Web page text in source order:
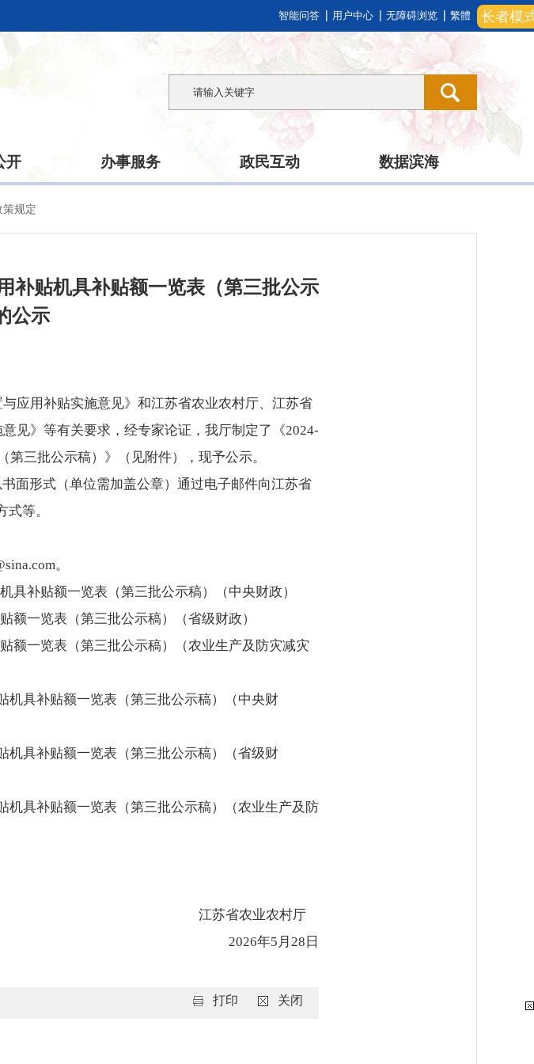
长者模
智能问答 用户中心 无障碍浏览 繁體
开 办事服务 政民互动 数据滨海
策规定
补贴机具补贴额一览表（第三批公示
公示
应用补贴实施意见》和江苏省农业农村厅、江苏省
见》等有关要求，经专家论证，我厅制定了《2024-
三批公示稿）》（见附件），现予公示。
面形式（单位需加盖公章）通过电子邮件向江苏省
等。
。
具补贴额一览表（第三批公示稿）（中央财政）
额一览表（第三批公示稿）（省级财政）
额一览表（第三批公示稿）（农业生产及防灾减灾
机具补贴额一览表（第三批公示稿）（中央财
机具补贴额一览表（第三批公示稿）（省级财
机具补贴额一览表（第三批公示稿）（农业生产及防
江苏省农业农村厅
2026年5月28日
打印 关闭